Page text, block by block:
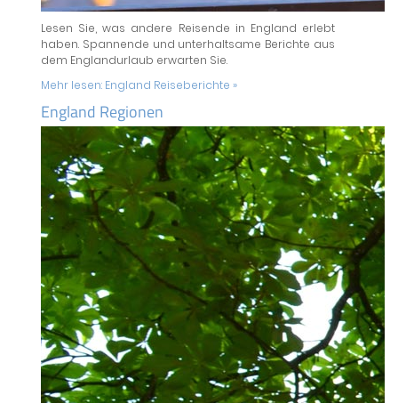
Lesen Sie, was andere Reisende in England erlebt
haben. Spannende und unterhaltsame Berichte aus
dem Englandurlaub erwarten Sie.
Mehr lesen: England Reiseberichte »
England Regionen